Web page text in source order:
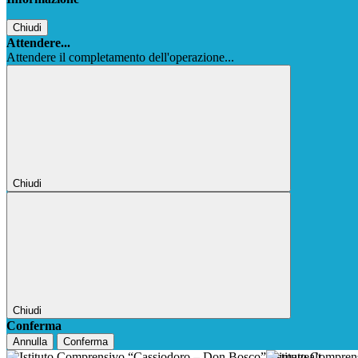
Chiudi
Attendere...
Attendere il completamento dell'operazione...
Chiudi
Chiudi
Conferma
Annulla Conferma